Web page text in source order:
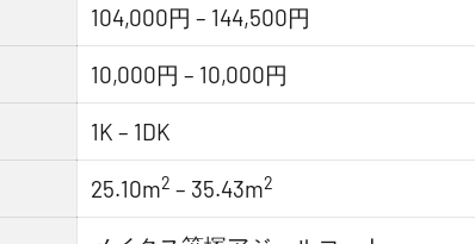
104,000円 – 144,500円
10,000円 – 10,000円
1K – 1DK
25.10m2 – 35.43m2